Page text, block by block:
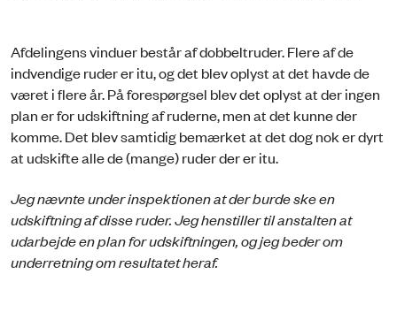
Afdelingens vinduer består af dobbeltruder. Flere af de
indvendige ruder er itu, og det blev oplyst at det havde de
været i flere år. På forespørgsel blev det oplyst at der ingen
plan er for udskiftning af ruderne, men at det kunne der
komme. Det blev samtidig bemærket at det dog nok er dyrt
at udskifte alle de (mange) ruder der er itu.
Jeg nævnte under inspektionen at der burde ske en
udskiftning af disse ruder. Jeg henstiller til anstalten at
udarbejde en plan for udskiftningen, og jeg beder om
underretning om resultatet heraf.